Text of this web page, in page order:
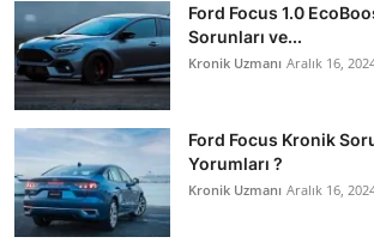
Ford Focus 1.0
Sorunları ve...
Kronik Uzmanı Aralık 16,
Ford Focus Kronik
Yorumları ?
Kronik Uzmanı Aralık 16,